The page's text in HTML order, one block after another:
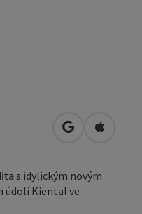
Otevřít vOtevřít
s idylickým novým
údolí Kiental ve